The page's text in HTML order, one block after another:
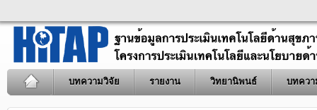
บทความวิจัย รายงาน วิทยานิพนธ์ บทควา